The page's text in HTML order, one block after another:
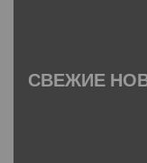
СВЕЖИЕ